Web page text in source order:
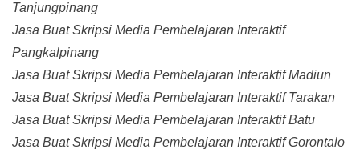
Tanjungpinang
Jasa Buat Skripsi Media Pembelajaran Interaktif
Pangkalpinang
Jasa Buat Skripsi Media Pembelajaran Interaktif Madiun
Jasa Buat Skripsi Media Pembelajaran Interaktif Tarakan
Jasa Buat Skripsi Media Pembelajaran Interaktif Batu
Jasa Buat Skripsi Media Pembelajaran Interaktif Gorontalo